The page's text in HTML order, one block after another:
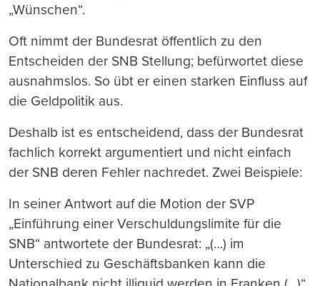
„Wünschen“.
Oft nimmt der Bundesrat öffentlich zu den
Entscheiden der SNB Stellung; befürwortet diese
ausnahmslos. So übt er einen starken Einfluss auf
die Geldpolitik aus.
Deshalb ist es entscheidend, dass der Bundesrat
fachlich korrekt argumentiert und nicht einfach
der SNB deren Fehler nachredet. Zwei Beispiele:
In seiner Antwort auf die Motion der SVP
„Einführung einer Verschuldungslimite für die
SNB“ antwortete der Bundesrat: „(…) im
Unterschied zu Geschäftsbanken kann die